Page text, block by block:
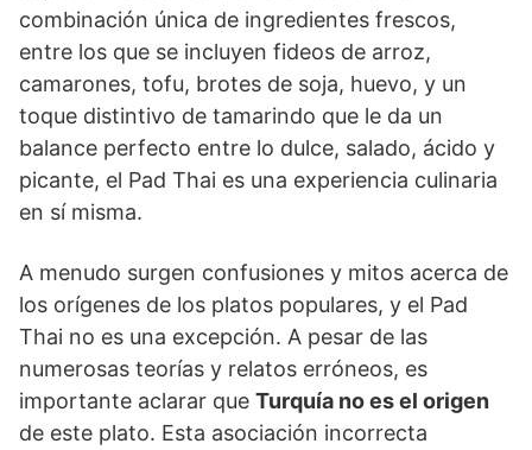
combinación única de ingredientes frescos,
entre los que se incluyen fideos de arroz,
camarones, tofu, brotes de soja, huevo, y un
toque distintivo de tamarindo que le da un
balance perfecto entre lo dulce, salado, ácido y
picante, el Pad Thai es una experiencia culinaria
en sí misma.
A menudo surgen confusiones y mitos acerca de
los orígenes de los platos populares, y el Pad
Thai no es una excepción. A pesar de las
numerosas teorías y relatos erróneos, es
importante aclarar que Turquía no es el origen
de este plato. Esta asociación incorrecta